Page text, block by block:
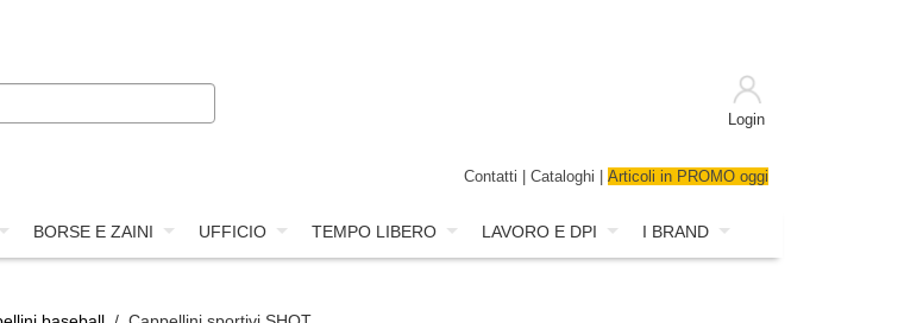
Login
Contatti Cataloghi Articoli in PROMO oggi
BORSE E ZAINI UFFICIO TEMPO LIBERO LAVORO E DPI I BRAND